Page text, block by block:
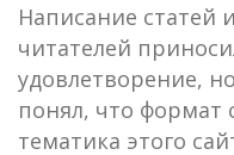
Написание статей
читателей
удовлетворение,
понял, что формат
тематика этого